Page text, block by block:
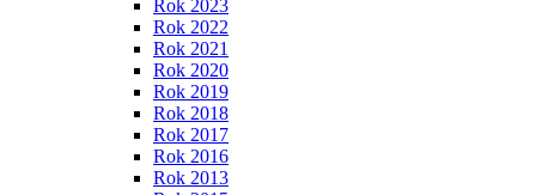
Rok 2023
Rok 2022
Rok 2021
Rok 2020
Rok 2019
Rok 2018
Rok 2017
Rok 2016
Rok 2013